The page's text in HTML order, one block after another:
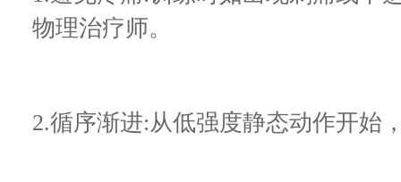
物理治疗师。
2.循序渐进:从低强度静态动作开始